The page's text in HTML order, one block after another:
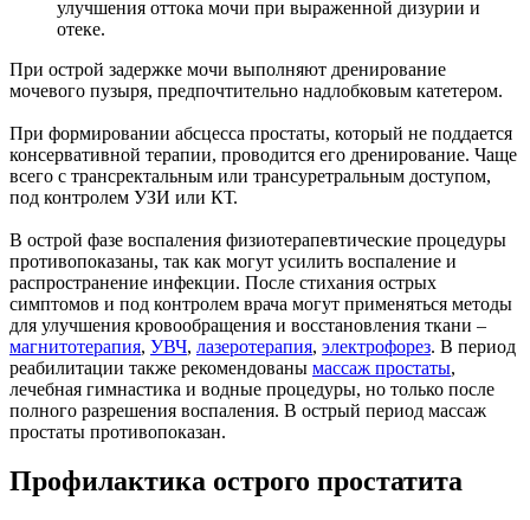
улучшения оттока мочи при выраженной дизурии и
отеке.
При острой задержке мочи выполняют дренирование
мочевого пузыря, предпочтительно надлобковым катетером.
При формировании абсцесса простаты, который не поддается
консервативной терапии, проводится его дренирование. Чаще
всего с трансректальным или трансуретральным доступом,
под контролем УЗИ или КТ.
В острой фазе воспаления физиотерапевтические процедуры
противопоказаны, так как могут усилить воспаление и
распространение инфекции. После стихания острых
симптомов и под контролем врача могут применяться методы
для улучшения кровообращения и восстановления ткани –
магнитотерапия, УВЧ, лазеротерапия, электрофорез. В период
реабилитации также рекомендованы массаж простаты,
лечебная гимнастика и водные процедуры, но только после
полного разрешения воспаления. В острый период массаж
простаты противопоказан.
Профилактика острого простатита